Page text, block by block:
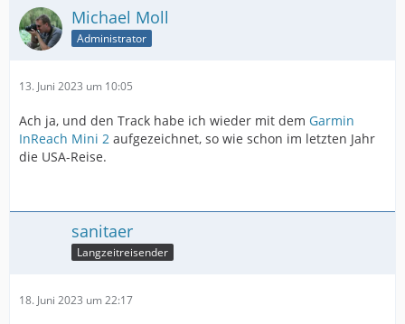
Michael Moll
Administrator
13. Juni 2023 um 10:05
Ach ja, und den Track habe ich wieder mit dem Garmin
InReach Mini 2 aufgezeichnet, so wie schon im letzten Jahr
die USA-Reise.
sanitaer
Langzeitreisender
18. Juni 2023 um 22:17